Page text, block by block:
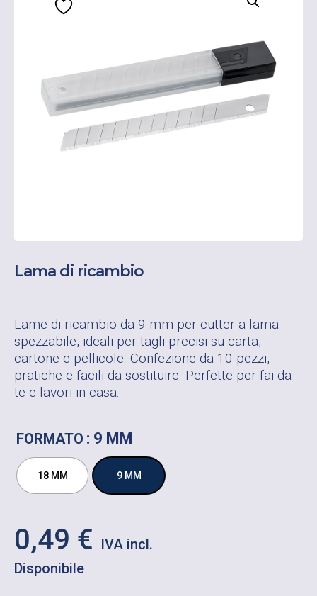
Lama di ricambio
Lame di ricambio da 9 mm per cutter a lama
spezzabile, ideali per tagli precisi su carta,
cartone e pellicole. Confezione da 10 pezzi,
pratiche e facili da sostituire. Perfette per fai-da-
te e lavori in casa.
FORMATO : 9 MM
18 MM 9 MM
0,49 €
Disponibile